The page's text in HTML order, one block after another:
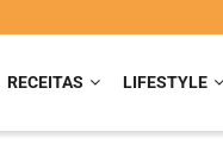
RECEITAS LIFESTYLE